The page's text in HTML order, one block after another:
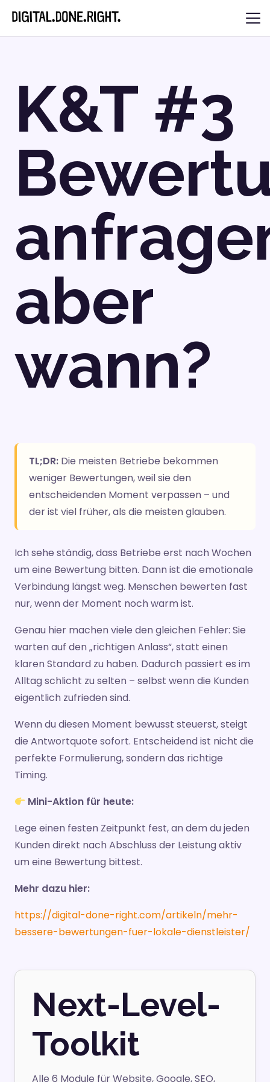
K&T #3
aber
wann?
TL;DR: Die meisten Betriebe bekommen
weniger Bewertungen, weil sie den
entscheidenden Moment verpassen – und
der ist viel früher, als die meisten glauben.
Ich sehe ständig, dass Betriebe erst nach Wochen
um eine Bewertung bitten. Dann ist die emotionale
Verbindung längst weg. Menschen bewerten fast
nur, wenn der Moment noch warm ist.
Genau hier machen viele den gleichen Fehler: Sie
warten auf den „richtigen Anlass“, statt einen
klaren Standard zu haben. Dadurch passiert es im
Alltag schlicht zu selten – selbst wenn die Kunden
eigentlich zufrieden sind.
Wenn du diesen Moment bewusst steuerst, steigt
die Antwortquote sofort. Entscheidend ist nicht die
perfekte Formulierung, sondern das richtige
Timing.
Mini-Aktion für heute:
Lege einen festen Zeitpunkt fest, an dem du jeden
Kunden direkt nach Abschluss der Leistung aktiv
um eine Bewertung bittest.
Mehr dazu hier:
https://digital-done-right.com/artikeln/mehr-
bessere-bewertungen-fuer-lokale-dienstleister/
Next-Level-
Toolkit
Alle 6 Module für Website, Google, SEO,